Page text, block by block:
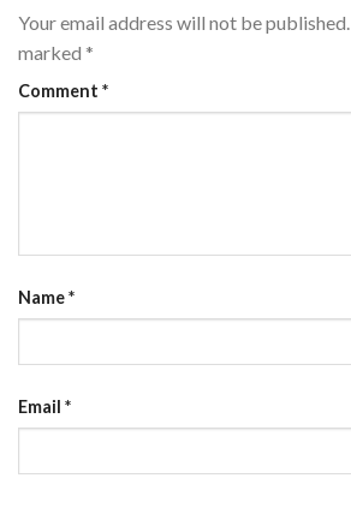
Your email address will not be published.
marked *
Comment *
Name*
Email *